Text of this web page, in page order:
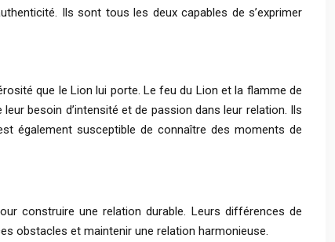
Ils sont tous les deux capables de s’exprimer
que le Lion lui porte. Le feu du Lion et la flamme de
besoin d’intensité et de passion dans leur relation. Ils
également susceptible de connaître des moments de
construire une relation durable. Leurs différences de
obstacles et maintenir une relation harmonieuse.